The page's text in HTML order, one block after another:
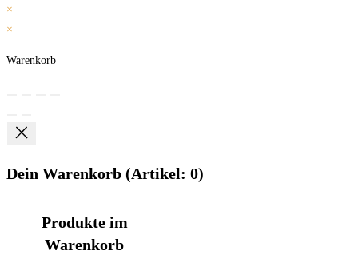
×
×
Warenkorb
Dein Warenkorb (Artikel: 0)
Produkte im
Warenkorb